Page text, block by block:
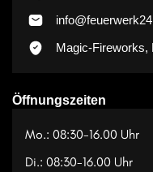
Magic-Fireworks,
Öffnungszeiten
Mo.: 08:30-16.00 Uhr
Di.: 08:30-16.00 Uhr